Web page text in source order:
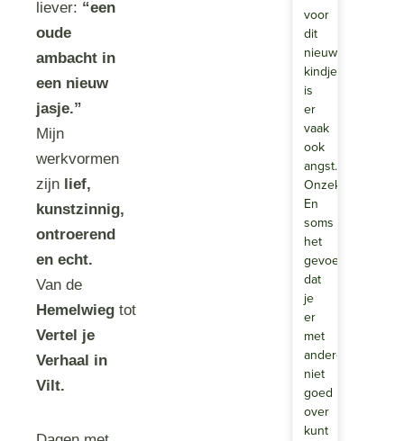
liever: “een
oude
ambacht in
een nieuw
jasje.”
Mijn
werkvormen
zijn lief,
kunstzinnig,
ontroerend
en echt.
Van de
Hemelwieg tot
Vertel je
Verhaal in
Vilt.
voor
dit
nieuwe
kindje,
is
er
vaak
ook
angst.
Onzekerheid.
En
soms
het
gevoel
dat
je
er
met
anderen
niet
goed
over
kunt